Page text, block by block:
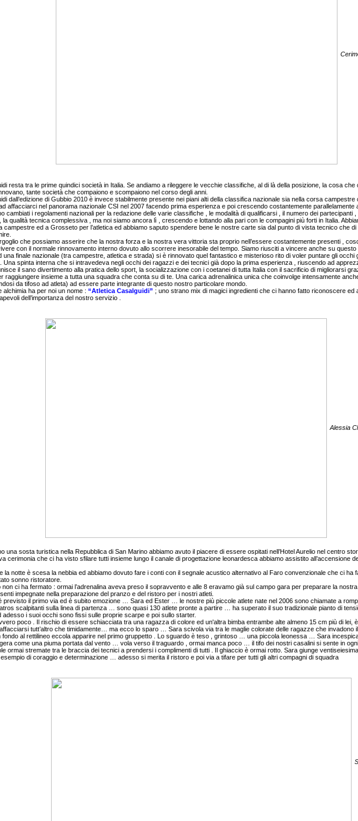
resta tra le prime quindici società in Italia. Se andiamo a rileggere le vecchie classifiche, al di là della posizione, la cosa
tante società che compaiono e scompaiono nel corso degli anni.
dall’edizione di Gubbio 2010 è invece stabilmente presente nei piani alti della classifica nazionale sia nella corsa campestre
affacciarci nel panorama nazionale CSI nel 2007 facendo prima esperienza e poi crescendo costantemente parallelamente
cambiati i regolamenti nazionali per la redazione delle varie classifiche , le modalità di qualificarsi , il numero dei partecipanti
la qualità tecnica complessiva , ma noi siamo ancora lì , crescendo e lottando alla pari con le compagini più forti in Italia.
campestre ed a Grosseto per l’atletica ed abbiamo saputo spendere bene le nostre carte sia dal punto di vista tecnico che
che possiamo asserire che la nostra forza e la nostra vera vittoria sta proprio nell’essere costantemente presenti ,
con il normale rinnovamento interno dovuto allo scorrere inesorabile del tempo. Siamo riusciti a vincere anche su
una finale nazionale (tra campestre, atletica e strada) si è rinnovato quel fantastico e misterioso rito di voler puntare gli
Una spinta interna che si intravedeva negli occhi dei ragazzi e dei tecnici già dopo la prima esperienza , riuscendo ad
il sano divertimento alla pratica dello sport, la socializzazione con i coetanei di tutta Italia con il sacrificio di migliorarsi
raggiungere insieme a tutta una squadra che conta su di te. Una carica adrenalinica unica che coinvolge intensamente
da tifoso ad atleta) ad essere parte integrante di questo nostro particolare mondo.
alchimia ha per noi un nome : “Atletica Casalguidi” ; uno strano mix di magici ingredienti che ci hanno fatto riconoscere ed
dell’importanza del nostro servizio .
Alessia
una sosta turistica nella Repubblica di San Marino abbiamo avuto il piacere di essere ospitati nell’Hotel Aurelio nel centro
cerimonia che ci ha visto sfilare tutti insieme lungo il canale di progettazione leonardesca abbiamo assistito all’accensione
la notte è scesa la nebbia ed abbiamo dovuto fare i conti con il segnale acustico alternativo al Faro convenzionale che ci ha
sonno ristoratore.
ci ha fermato : ormai l’adrenalina aveva preso il sopravvento e alle 8 eravamo già sul campo gara per preparare la
impegnate nella preparazione del pranzo e del ristoro per i nostri atleti.
previsto il primo via ed è subito emozione … Sara ed Ester … le nostre più piccole atlete nate nel 2006 sono chiamate a
scalpitanti sulla linea di partenza … sono quasi 130 atlete pronte a partire … ha superato il suo tradizionale pianto di
adesso i suoi occhi sono fissi sulle proprie scarpe e poi sullo starter.
poco . Il rischio di essere schiacciata tra una ragazza di colore ed un'altra bimba entrambe alte almeno 15 cm più di lei,
tutt’altro che timidamente… ma ecco lo sparo … Sara scivola via tra le maglie colorate delle ragazze che invadono
fondo al rettilineo eccola apparire nel primo gruppetto . Lo sguardo è teso , grintoso … una piccola leonessa … Sara
come una piuma portata dal vento … vola verso il traguardo , ormai manca poco … il tifo dei nostri casalini si sente in
ormai stremate tra le braccia dei tecnici a prendersi i complimenti di tutti . Il ghiaccio è ormai rotto. Sara giunge
di coraggio e determinazione … adesso si merita il ristoro e poi via a tifare per tutti gli altri compagni di squadra